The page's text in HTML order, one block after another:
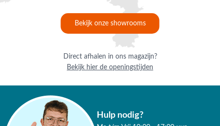
Bekijk onze showrooms
Direct afhalen in ons magazijn?
Bekijk hier de openingstijden
Hulp nodig?